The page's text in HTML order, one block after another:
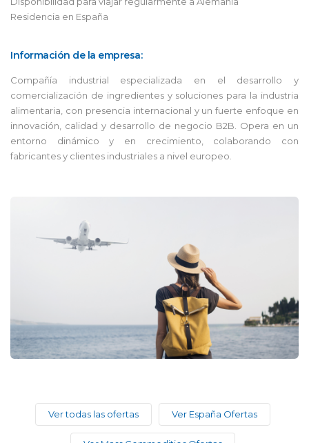
Residencia en España
Información de la empresa:
Compañía industrial especializada en el desarrollo y
comercialización de ingredientes y soluciones para la industria
alimentaria, con presencia internacional y un fuerte enfoque en
innovación, calidad y desarrollo de negocio B2B. Opera en un
entorno dinámico y en crecimiento, colaborando con
fabricantes y clientes industriales a nivel europeo.
Ver todas las ofertas Ver España Ofertas